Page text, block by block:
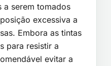
a serem tomados
excessiva a
Embora as tintas
para resistir a
evitar a